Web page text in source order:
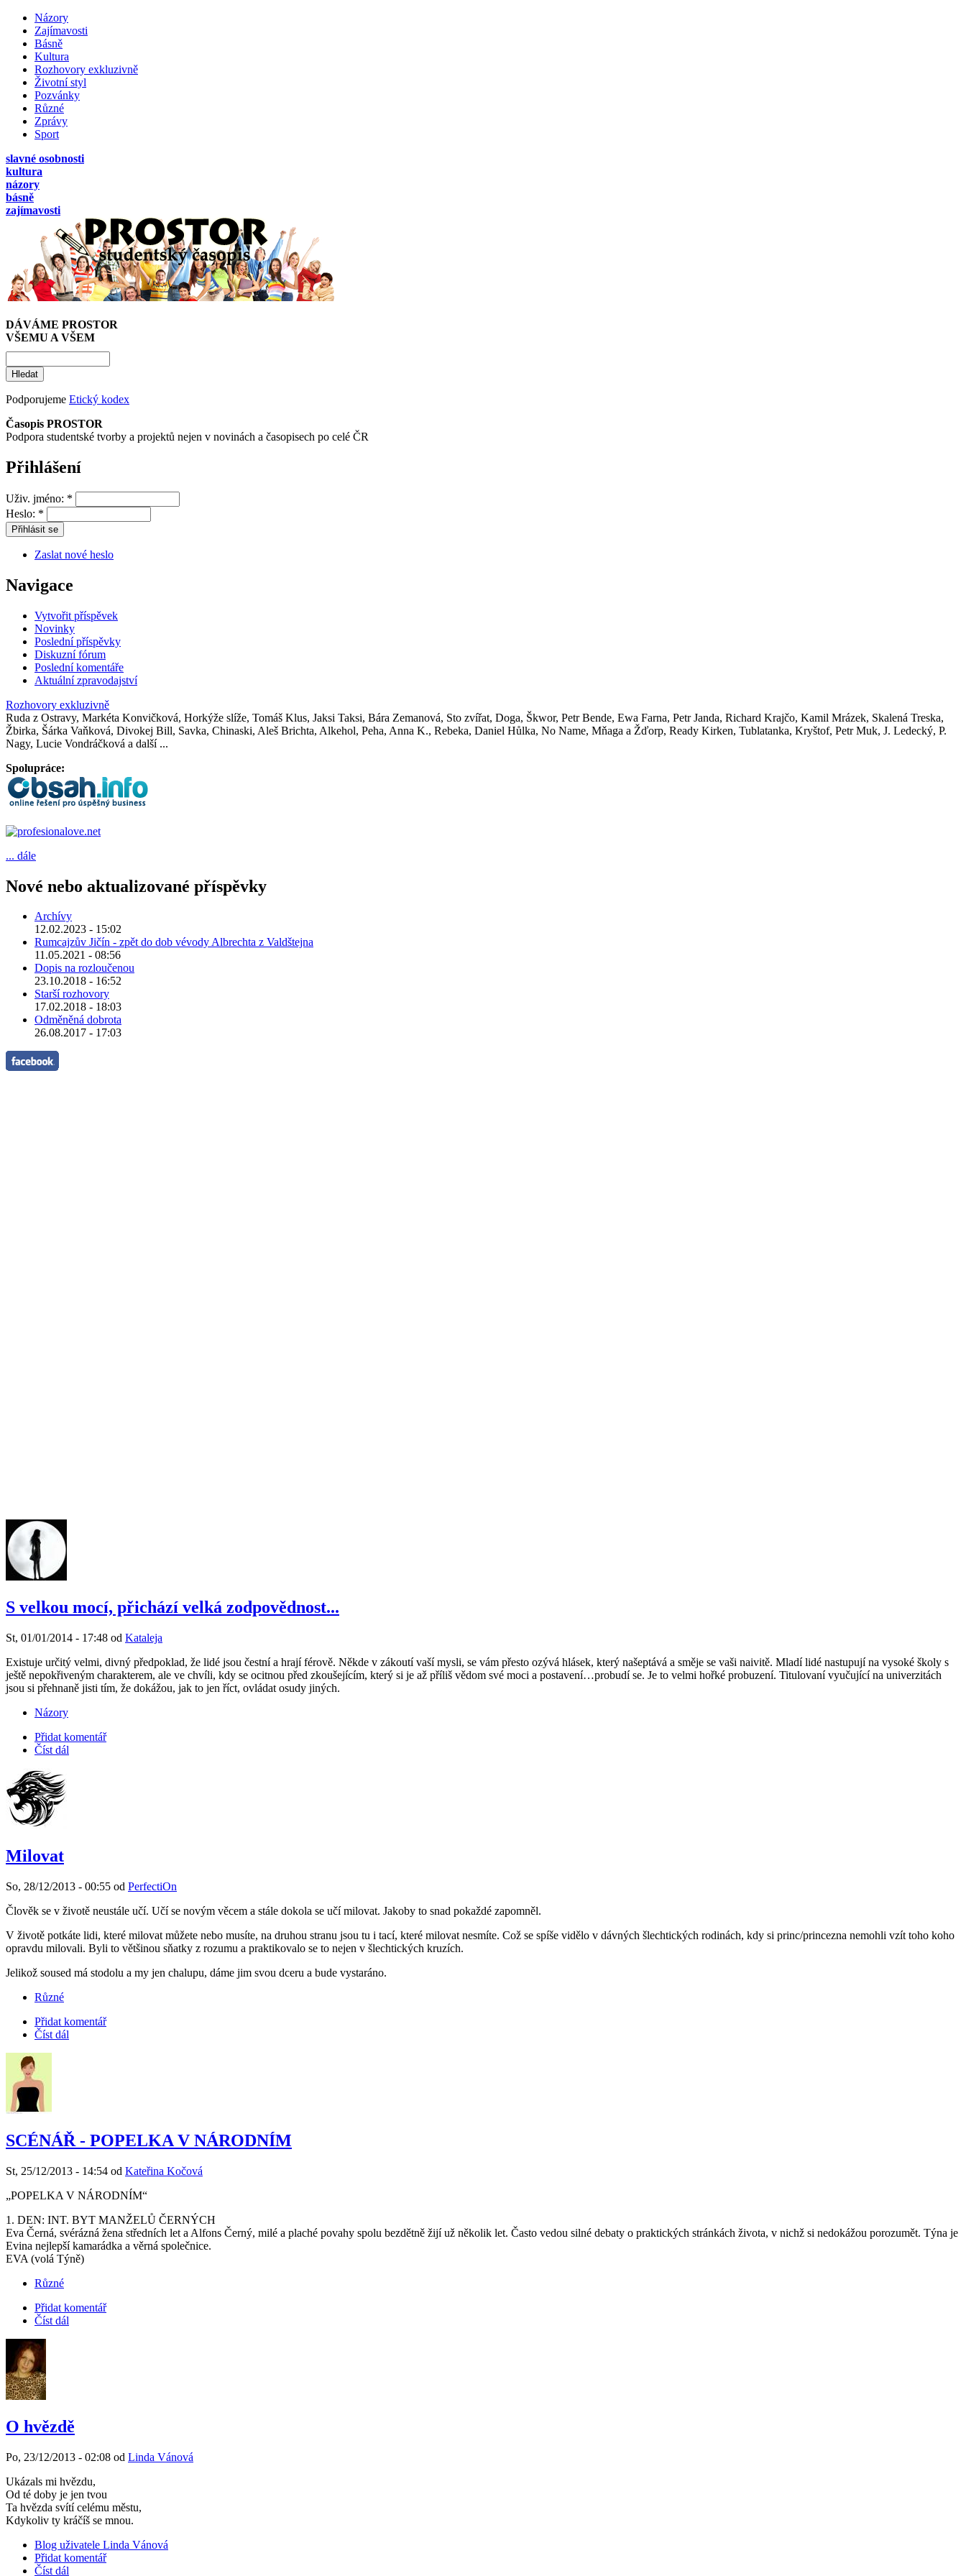
Názory
Zajímavosti
Básně
Kultura
Rozhovory exkluzivně
Životní styl
Pozvánky
Různé
Zprávy
Sport
slavné osobnosti
kultura
názory
básně
zajímavosti
DÁVÁME PROSTOR
VŠEMU A VŠEM
Podporujeme Etický kodex
Časopis PROSTOR
Podpora studentské tvorby a projektů nejen v novinách a časopisech po celé ČR
Přihlášení
Uživ. jméno: *
Heslo: *
Zaslat nové heslo
Navigace
Vytvořit příspěvek
Novinky
Poslední příspěvky
Diskuzní fórum
Poslední komentáře
Aktuální zpravodajství
Rozhovory exkluzivně
Ruda z Ostravy, Markéta Konvičková, Horkýže slíže, Tomáš Klus, Jaksi Taksi, Bára Zemanová, Sto zvířat, Doga, Škwor, Petr Bende, Ewa Farna, Petr Janda, Richard Krajčo, Kamil Mrázek, Skalená Treska,
Žbirka, Šárka Vaňková, Divokej Bill, Savka, Chinaski, Aleš Brichta, Alkehol, Peha, Anna K., Rebeka, Daniel Hůlka, No Name, Mňaga a Žďorp, Ready Kirken, Tublatanka, Kryštof, Petr Muk, J. Ledecký, P.
Nagy, Lucie Vondráčková a další ...
Spolupráce:
... dále
Nové nebo aktualizované příspěvky
Archívy
12.02.2023 - 15:02
Rumcajzův Jičín - zpět do dob vévody Albrechta z Valdštejna
11.05.2021 - 08:56
Dopis na rozloučenou
23.10.2018 - 16:52
Starší rozhovory
17.02.2018 - 18:03
Odměněná dobrota
26.08.2017 - 17:03
S velkou mocí, přichází velká zodpovědnost...
St, 01/01/2014 - 17:48 od Kataleja
Existuje určitý velmi, divný předpoklad, že lidé jsou čestní a hrají férově. Někde v zákoutí vaší mysli, se vám přesto ozývá hlásek, který našeptává a směje se vaši naivitě. Mladí lidé nastupují na vysoké školy s
ještě nepokřiveným charakterem, ale ve chvíli, kdy se ocitnou před zkoušejícím, který si je až příliš vědom své moci a postavení…probudí se. Je to velmi hořké probuzení. Titulovaní vyučující na univerzitách
jsou si přehnaně jisti tím, že dokážou, jak to jen říct, ovládat osudy jiných.
Názory
Přidat komentář
Číst dál
Milovat
So, 28/12/2013 - 00:55 od PerfectiOn
Člověk se v životě neustále učí. Učí se novým věcem a stále dokola se učí milovat. Jakoby to snad pokaždé zapomněl.
V životě potkáte lidi, které milovat můžete nebo musíte, na druhou stranu jsou tu i tací, které milovat nesmíte. Což se spíše vidělo v dávných šlechtických rodinách, kdy si princ/princezna nemohli vzít toho koho
opravdu milovali. Byli to většinou sňatky z rozumu a praktikovalo se to nejen v šlechtických kruzích.
Jelikož soused má stodolu a my jen chalupu, dáme jim svou dceru a bude vystaráno.
Různé
Přidat komentář
Číst dál
SCÉNÁŘ - POPELKA V NÁRODNÍM
St, 25/12/2013 - 14:54 od Kateřina Kočová
„POPELKA V NÁRODNÍM“
1. DEN: INT. BYT MANŽELŮ ČERNÝCH
Eva Černá, svérázná žena středních let a Alfons Černý, milé a plaché povahy spolu bezdětně žijí už několik let. Často vedou silné debaty o praktických stránkách života, v nichž si nedokážou porozumět. Týna je
Evina nejlepší kamarádka a věrná společnice.
EVA (volá Týně)
Různé
Přidat komentář
Číst dál
O hvězdě
Po, 23/12/2013 - 02:08 od Linda Vánová
Ukázals mi hvězdu,
Od té doby je jen tvou
Ta hvězda svítí celému městu,
Kdykoliv ty kráčíš se mnou.
Blog uživatele Linda Vánová
Přidat komentář
Číst dál